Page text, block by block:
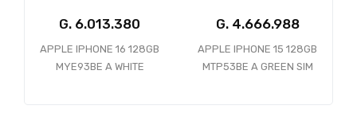
G.
APPLE IPHONE 15 128GB
MTP53BE A GREEN SIM
G.518.134
CELULAR SAMSUNG A05
SM-A055M DS 64GB 4GB